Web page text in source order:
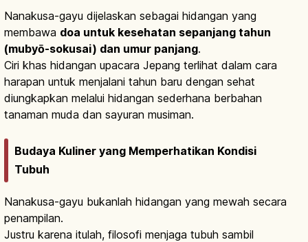
Nanakusa-gayu dijelaskan sebagai hidangan yang
membawa doa untuk kesehatan sepanjang tahun
(mubyō-sokusai) dan umur panjang.
Ciri khas hidangan upacara Jepang terlihat dalam cara
harapan untuk menjalani tahun baru dengan sehat
diungkapkan melalui hidangan sederhana berbahan
tanaman muda dan sayuran musiman.
Budaya Kuliner yang Memperhatikan Kondisi
Tubuh
Nanakusa-gayu bukanlah hidangan yang mewah secara
penampilan.
Justru karena itulah, filosofi menjaga tubuh sambil